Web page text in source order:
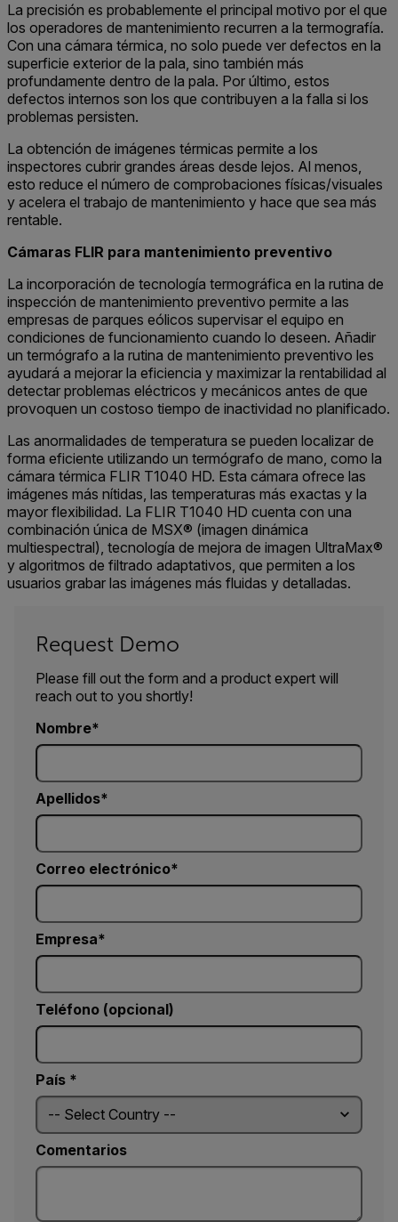
La precisión es probablemente el principal motivo por el que
los operadores de mantenimiento recurren a la termografía.
Con una cámara térmica, no solo puede ver defectos en la
superficie exterior de la pala, sino también más
profundamente dentro de la pala. Por último, estos
defectos internos son los que contribuyen a la falla si los
problemas persisten.
La obtención de imágenes térmicas permite a los
inspectores cubrir grandes áreas desde lejos. Al menos,
esto reduce el número de comprobaciones físicas/visuales
y acelera el trabajo de mantenimiento y hace que sea más
rentable.
Cámaras FLIR para mantenimiento preventivo
La incorporación de tecnología termográfica en la rutina de
inspección de mantenimiento preventivo permite a las
empresas de parques eólicos supervisar el equipo en
condiciones de funcionamiento cuando lo deseen. Añadir
un termógrafo a la rutina de mantenimiento preventivo les
ayudará a mejorar la eficiencia y maximizar la rentabilidad al
detectar problemas eléctricos y mecánicos antes de que
provoquen un costoso tiempo de inactividad no planificado.
Las anormalidades de temperatura se pueden localizar de
forma eficiente utilizando un termógrafo de mano, como la
cámara térmica FLIR T1040 HD. Esta cámara ofrece las
imágenes más nítidas, las temperaturas más exactas y la
mayor flexibilidad. La FLIR T1040 HD cuenta con una
combinación única de MSX® (imagen dinámica
multiespectral), tecnología de mejora de imagen UltraMax®
y algoritmos de filtrado adaptativos, que permiten a los
usuarios grabar las imágenes más fluidas y detalladas.
Request Demo
Please fill out the form and a product expert will
reach out to you shortly!
Nombre
Apellidos
Correo electrónico
Empresa
Teléfono (opcional)
País *
Comentarios